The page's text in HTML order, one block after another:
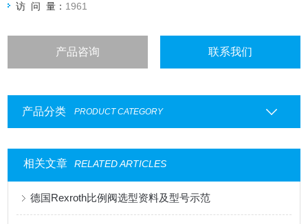
访 问 量： 1961
产品咨询 联系我们
产品分类 PRODUCT CATEGORY
相关文章 RELATED ARTICLES
德国Rexroth比例阀选型资料及型号示范